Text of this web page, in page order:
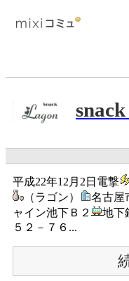
平成22年12月2日電撃
（ラゴン）
名古屋
ャイン池下Ｂ２
地下
５２－７６...